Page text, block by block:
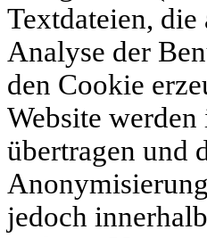
Textdateien,
Analyse der
den Cookie
Website
übertragen und
jedoch